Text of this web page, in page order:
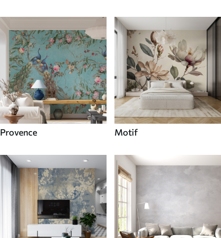
Provence Motif